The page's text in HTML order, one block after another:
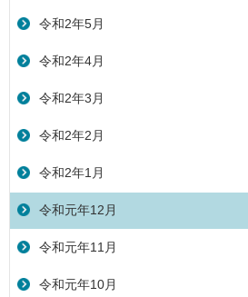
令和2年5月
令和2年4月
令和2年3月
令和2年2月
令和2年1月
令和元年12月
令和元年11月
令和元年10月